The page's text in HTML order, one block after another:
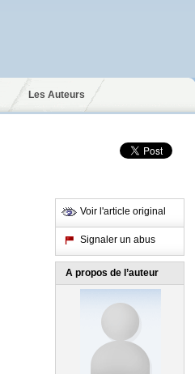
Les Auteurs
Voir l'article original
Signaler un abus
A propos de l’auteur